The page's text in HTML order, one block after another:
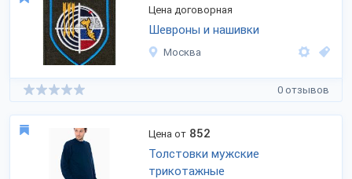
Цена договорная
Шевроны и нашивки
Москва
0 отзывов
Цена от 852
Толстовки мужские
трикотажные